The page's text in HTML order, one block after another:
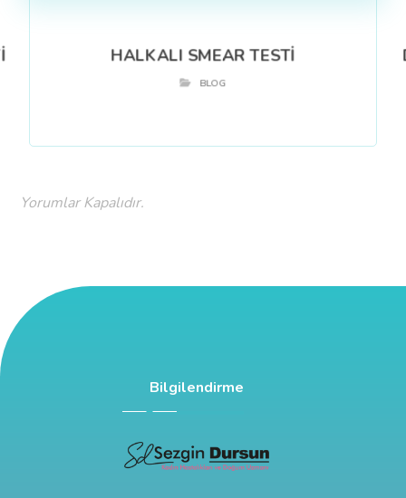
HALKALI SMEAR TESTİ
BLOG
Yorumlar Kapalıdır.
Bilgilendirme